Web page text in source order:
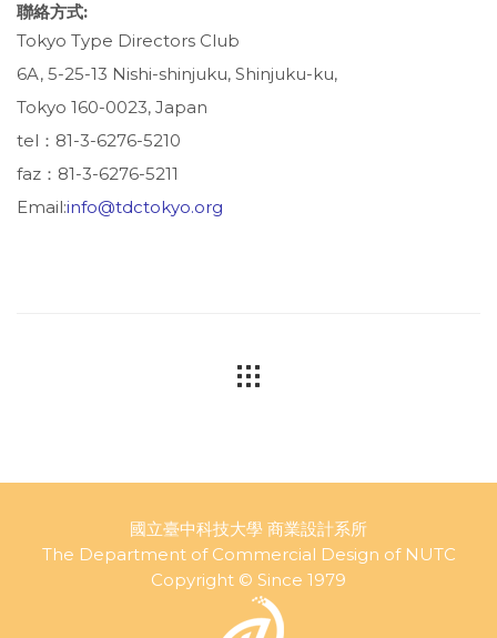
聯絡方式:
Tokyo Type Directors Club
6A, 5-25-13 Nishi-shinjuku, Shinjuku-ku,
Tokyo 160-0023, Japan
tel：81-3-6276-5210
faz：81-3-6276-5211
Email:info@tdctokyo.org
國立臺中科技大學 商業設計系所
The Department of Commercial Design of NUTC
Copyright © Since 1979